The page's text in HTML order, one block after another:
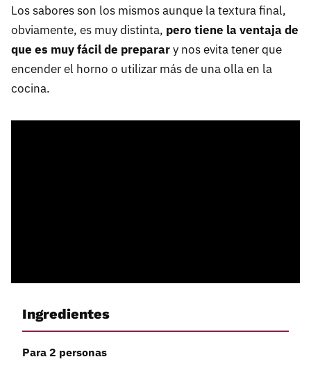
Los sabores son los mismos aunque la textura final,
obviamente, es muy distinta, pero tiene la ventaja de
que es muy fácil de preparary nos evita tener que
encender el horno o utilizar más de una olla en la
cocina.
Ingredientes
Para 2 personas